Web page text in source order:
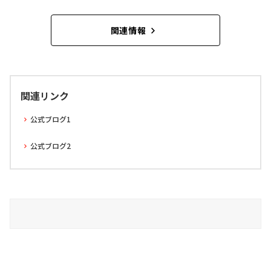
関連情報
関連リンク
公式ブログ1
公式ブログ2